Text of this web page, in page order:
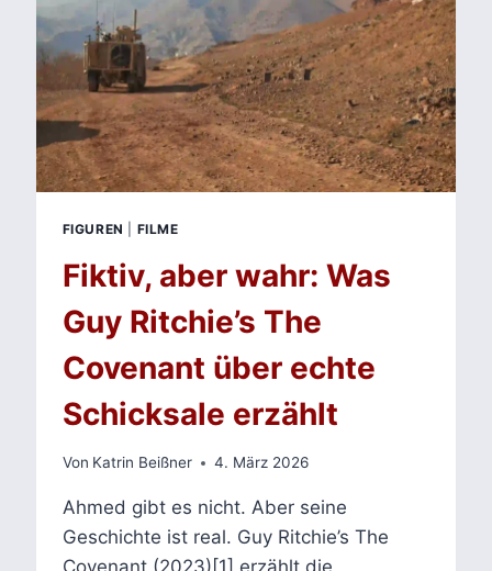
WENN
PARATEXTE
ZUR
SPRACHE
WERDEN
FIGUREN FILME
Fiktiv, aber wahr: Was
Guy Ritchie’s The
Covenant über echte
Schicksale erzählt
Von Katrin Beißner 4. März 2026
Ahmed gibt es nicht. Aber seine
Geschichte ist real. Guy Ritchie’s The